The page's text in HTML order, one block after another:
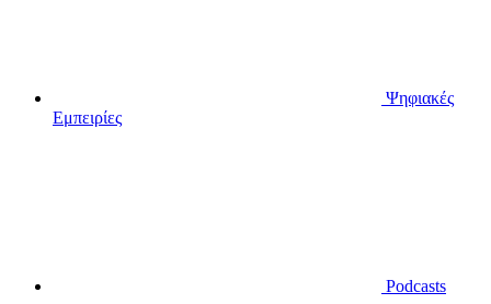
Ψηφιακές
Εμπειρίες
Podcasts